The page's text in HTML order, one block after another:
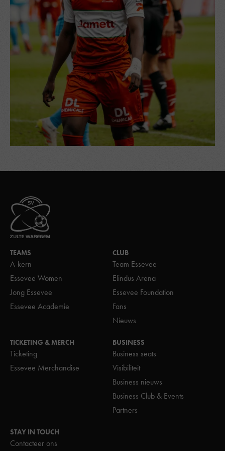
TEAMS
A-kern
Essevee Women
Jong Essevee
Essevee Academie
CLUB
Team Essevee
Elindus Arena
Essevee Foundation
Fans
Nieuws
TICKETING & MERCH
Ticketing
Essevee Merchandise
BUSINESS
Business seats
Visibiliteit
Business nieuws
Business Club & Events
Partners
STAY IN TOUCH
Contacteer ons